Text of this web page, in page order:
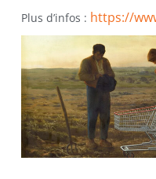
Plus d’infos : https://